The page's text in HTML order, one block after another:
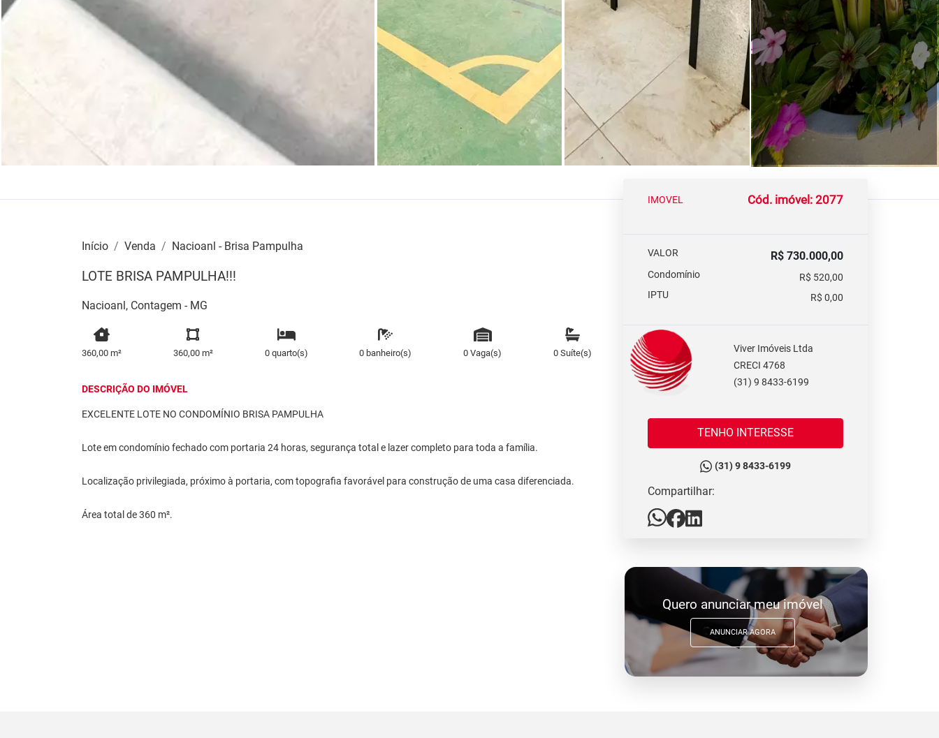
Início Venda Nacioanl - Brisa Pampulha
LOTE BRISA PAMPULHA!!!
Nacioanl, Contagem - MG
360,00 m² 360,00 m² 0 quarto(s) 0 banheiro(s) 0 Vaga(s) 0 Suíte(s)
DESCRIÇÃO DO IMÓVEL
EXCELENTE LOTE NO CONDOMÍNIO BRISA PAMPULHA
Lote em condomínio fechado com portaria 24 horas, segurança total e lazer completo para toda a família.
Localização privilegiada, próximo à portaria, com topografia favorável para construção de uma casa diferenciada.
Área total de 360 m².
IMOVEL Cód. imóvel: 2077
VALOR R$ 730.000,00
Condomínio
R$ 520,00
IPTU
R$ 0,00
Viver Imóveis Ltda
CRECI 4768
(31) 9 8433-6199
TENHO INTERESSE
(31) 9 8433-6199
Compartilhar:
Quero anunciar meu imóvel
ANUNCIAR AGORA